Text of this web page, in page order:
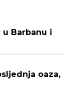
Barbanu i
oaza,